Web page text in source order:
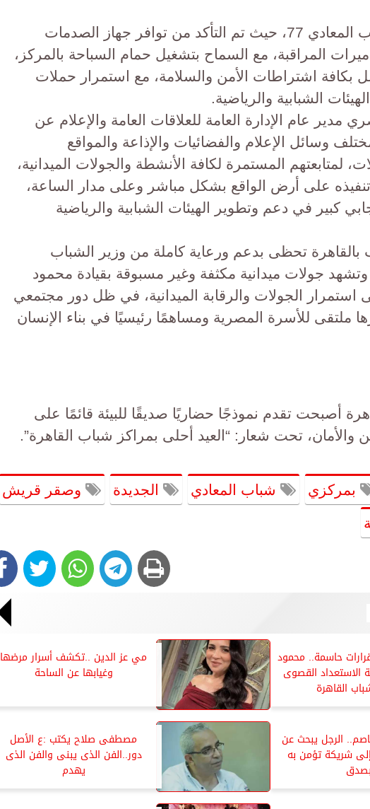
واختتمت الجولة بمركز شباب المعادي 77، حيث تم التأكد من توافر جهاز الصدمات
المراقبة، مع السماح بتشغيل حمام السباحة بالمركز،
بكافة اشتراطات الأمن والسلامة، مع استمرار حملات
الشبابية والرياضية.
عام الإدارة العامة للعلاقات العامة والإعلام عن
وسائل الإعلام والفضائيات والإذاعة والمواقع
لمتابعتهم المستمرة لكافة الأنشطة والجولات الميدانية،
على أرض الواقع بشكل مباشر وعلى مدار الساعة،
كبير في دعم وتطوير الهيئات الشبابية والرياضية
بالقاهرة تحظى بدعم ورعاية كاملة من وزير الشباب
جولات ميدانية مكثفة وغير مسبوقة بقيادة محمود
استمرار الجولات والرقابة الميدانية، في ظل دور مجتمعي
ملتقى للأسرة المصرية ومساهمًا رئيسيًا في بناء الإنسان
أصبحت تقدم نموذجًا حضاريًا صديقًا للبيئة قائمًا على
والأمان، تحت شعار: “العيد أحلى بمراكز شباب القاهرة”.
بمركزي شباب المعادي الجديدة وصقر قريش
حاسمة.. محمود
الاستعداد القصوى
القاهرة
مي عز الدين ..تكشف أسرار مرضها
وغيابها عن الساحة
الرجل يبحث عن
إلى شريكة تؤمن به
بصدق
مصطفى صلاح يكتب :ع الأصل
دور..الفن الذى يبنى والفن الذى
يهدم